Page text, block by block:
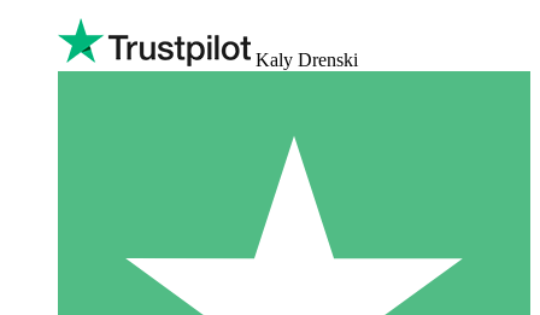
Kaly Drenski